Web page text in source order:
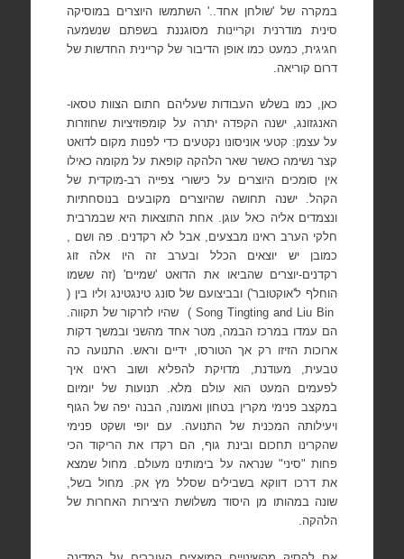
במקרה של 'שולחן אחד..' השתמשו היוצרים במוסיקה
סינית מודרנית וקריינות מסוגננת בשפתם שנשמעה
חגיגית, כמעט כמו אופן הדיבור של קריינית החדשות של
דרום קוריאה.
כאן, כמו בשלש העבודות שעליהם חתום הצוות טסאו-
האנגזונג, ישנה הקפדה יתרה על קומפוזיציות שחוזרות
על עצמן: קטעי אוניסונו נקטעים כדי לפנות מקום לדואט
קצר נשימה כאשר שאר הלהקה קופאת על מקומה כאילו
אין סומכים היוצרים על כישורי צפייה רב-מוקדית של
הקהל. ישנה תחושה שהיוצרים מקובעים בנוסחתיות
ונצמדים אליה כאל עוגן. אחת התוצאות היא שבמרבית
חלקי הערב ראינו מבצעים, אבל לא רקדנים. פה ושם ,
כמובן יש יוצאים הכלל ובערב זה היו אלה זוג
רקדנים-יוצרים שהביאו את הדואט 'שמיים' (זה ששמו
הוחלף ל'אוקטובר') ובביצועם של סונג טינגטינג וליו בין (
Song Tingting and Liu Bin
)
שהיו לזרקור של תקווה.
הם עמדו במרכז הבמה, מטר אחד מהשני ובמשך דקות
ארוכות הזיזו רק אך הטורסו, ידיים וראש. התנועה כה
טבעית, מעודנת, מדויקת להפליא ושוב ראינו איך
לפעמים המעט הוא עולם מלא. תנועות של יומיום
במקצב פנימי מקרין בטחון ואמונה, הבנה יפה של הגוף
ויעילותה המכנית של התנועה. עם יופי ושקט פנימי
שהקרינו תחכום ובינת גוף, הם רקדו את הריקוד הכי
פחות "סיני" שנראה על בימותינו מעולם. מחול שמצא
את דרכו דווקא בשבילים שסלל מץ אק. מחול בשל,
שונה במהותו מן היסוד משלושת היצירות האחרות של
הלהקה.